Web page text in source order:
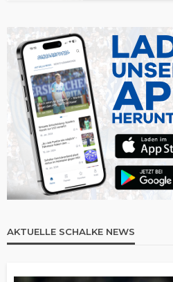
AKTUELLE SCHALKE NEWS